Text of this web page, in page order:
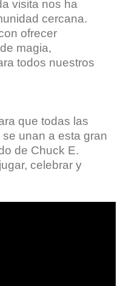
visita nos ha
cercana.
ofrecer
magia,
todos nuestros
que todas las
unan a esta gran
de Chuck E.
celebrar y